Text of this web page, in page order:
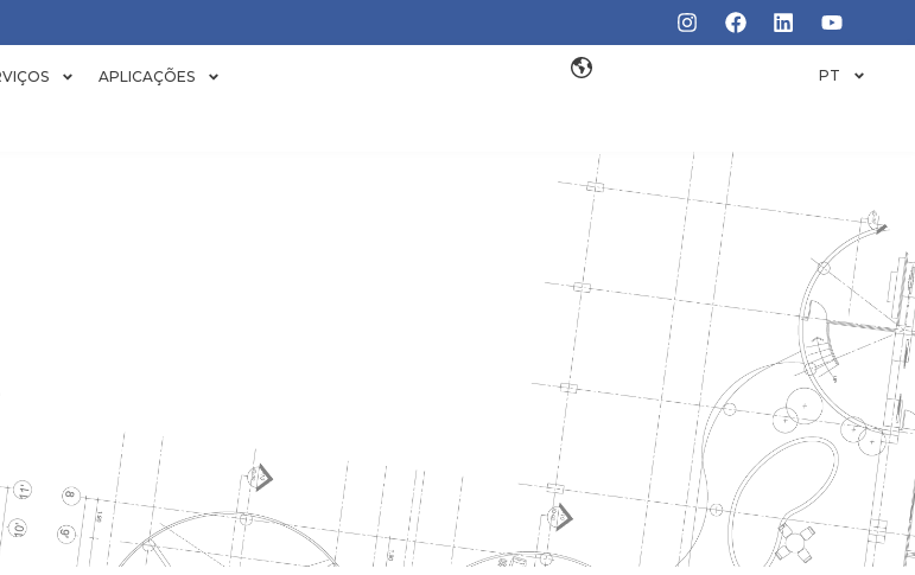
APLICAÇÕES PT
TORRE DE